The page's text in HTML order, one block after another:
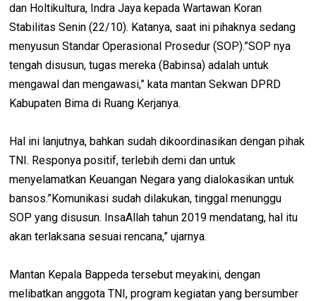
dan Holtikultura, Indra Jaya kepada Wartawan Koran
Stabilitas Senin (22/10). Katanya, saat ini pihaknya sedang
menyusun Standar Operasional Prosedur (SOP).”SOP nya
tengah disusun, tugas mereka (Babinsa) adalah untuk
mengawal dan mengawasi,” kata mantan Sekwan DPRD
Kabupaten Bima di Ruang Kerjanya.
Hal ini lanjutnya, bahkan sudah dikoordinasikan dengan pihak
TNI. Responya positif, terlebih demi dan untuk
menyelamatkan Keuangan Negara yang dialokasikan untuk
bansos.”Komunikasi sudah dilakukan, tinggal menunggu
SOP yang disusun. InsaAllah tahun 2019 mendatang, hal itu
akan terlaksana sesuai rencana,” ujarnya.
Mantan Kepala Bappeda tersebut meyakini, dengan
melibatkan anggota TNI, program kegiatan yang bersumber